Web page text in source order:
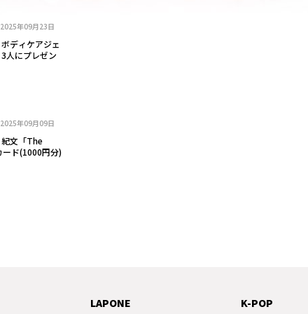
2025年09月23日
ボディケアジェ
人にプレゼン
2025年09月09日
紀文「The
ード(1000円分)
LAPONE
K-POP